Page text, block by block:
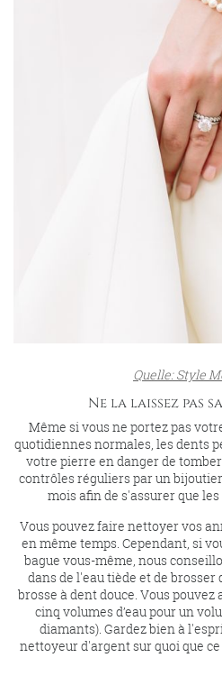
Quelle: Style
Ne la laissez pas
Même si vous ne portez pas
quotidiennes normales, les dents
votre pierre en danger de
contrôles réguliers par un
mois afin de s'assurer que
Vous pouvez faire nettoyer vos
en même temps. Cependant, si
bague vous-même, nous
dans de l'eau tiède et de
brosse à dent douce. Vous
cinq volumes d’eau pour un
diamants). Gardez bien à
nettoyeur d'argent sur quoi que